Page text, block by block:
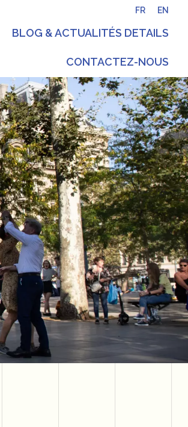
FR EN
BLOG & ACTUALITÉS DETAILS
CONTACTEZ-NOUS